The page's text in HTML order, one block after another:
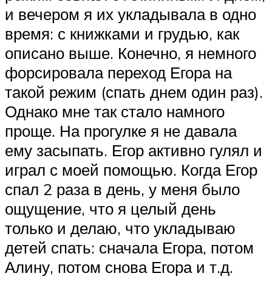
и вечером я их укладывала в одно
время: с книжками и грудью, как
описано выше. Конечно, я немного
форсировала переход Егора на
такой режим (спать днем один раз).
Однако мне так стало намного
проще. На прогулке я не давала
ему засыпать. Егор активно гулял и
играл с моей помощью. Когда Егор
спал 2 раза в день, у меня было
ощущение, что я целый день
только и делаю, что укладываю
детей спать: сначала Егора, потом
Алину, потом снова Егора и т.д.